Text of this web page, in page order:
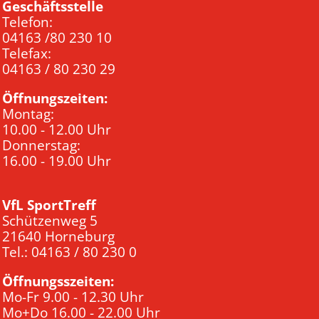
Geschäftsstelle
Telefon:
04163 /80 230 10
Telefax:
04163 / 80 230 29
Öffnungszeiten:
Montag:
10.00 - 12.00 Uhr
Donnerstag:
16.00 - 19.00 Uhr
VfL SportTreff
Schützenweg 5
21640 Horneburg
Tel.: 04163 / 80 230 0
Öffnungsszeiten:
Mo-Fr 9.00 - 12.30 Uhr
Mo+Do 16.00 - 22.00 Uhr